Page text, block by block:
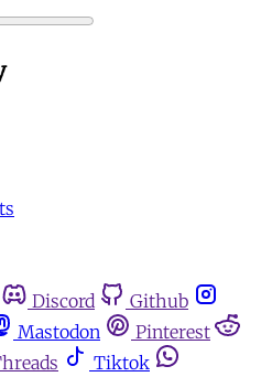
Discord
Github
Mastodon
Pinterest
Tiktok